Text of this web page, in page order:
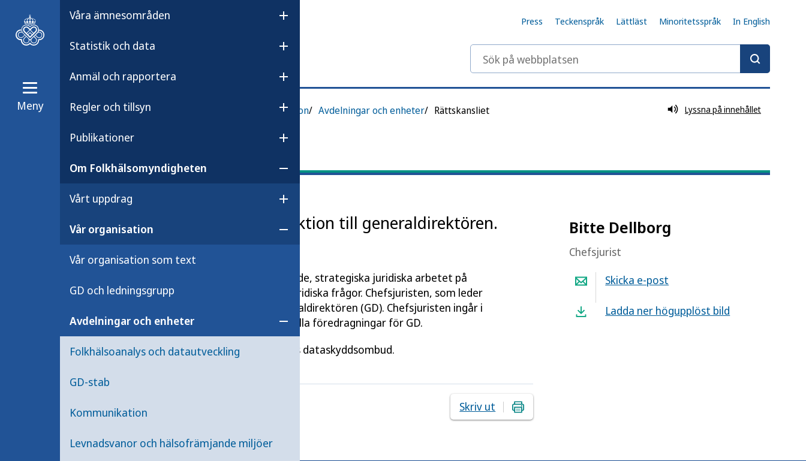
Meny
Våra ämnesområden
Öppna undermeny för Våra ämnesområden
Statistik och data
Öppna undermeny för Statistik och data
Anmäl och rapportera
Öppna undermeny för Anmäl och rapportera
Regler och tillsyn
Öppna undermeny för Regler och tillsyn
Publikationer
Öppna undermeny för Publikationer
Om Folkhälsomyndigheten
Öppna undermeny för Om Folkhälsomyndigheten
Vårt uppdrag
Öppna undermeny för Vårt uppdrag
Vår organisation
Öppna undermeny för Vår organisation
Vår organisation som text
GD och ledningsgrupp
Avdelningar och enheter
Öppna undermeny för Avdelningar och enheter
Folkhälsoanalys och datautveckling
GD-stab
Kommunikation
Levnadsvanor och hälsofrämjande miljöer
Press Teckenspråk Lättläst Minoritetsspråk In English
Sök på webbplatsen
Om Folkhälsomyndigheten Vår organisation Avdelningar och enheter Rättskansliet Lyssna på innehållet
Rättskansliet
Rättskansliet är en stödfunktion till generaldirektören.
Rättskansliet ansvarar för det övergripande, strategiska juridiska arbetet på
myndigheten och bistår avdelningarna i juridiska frågor. Chefsjuristen, som leder
rättskansliet, rapporterar direkt till generaldirektören (GD). Chefsjuristen ingår i
ledningsgruppen och sitter även med vid alla föredragningar för GD.
På rättskansliet finns också myndighetens dataskyddsombud.
Skriv ut
Bitte Dellborg
Chefsjurist
Skicka e-post
Ladda ner högupplöst bild